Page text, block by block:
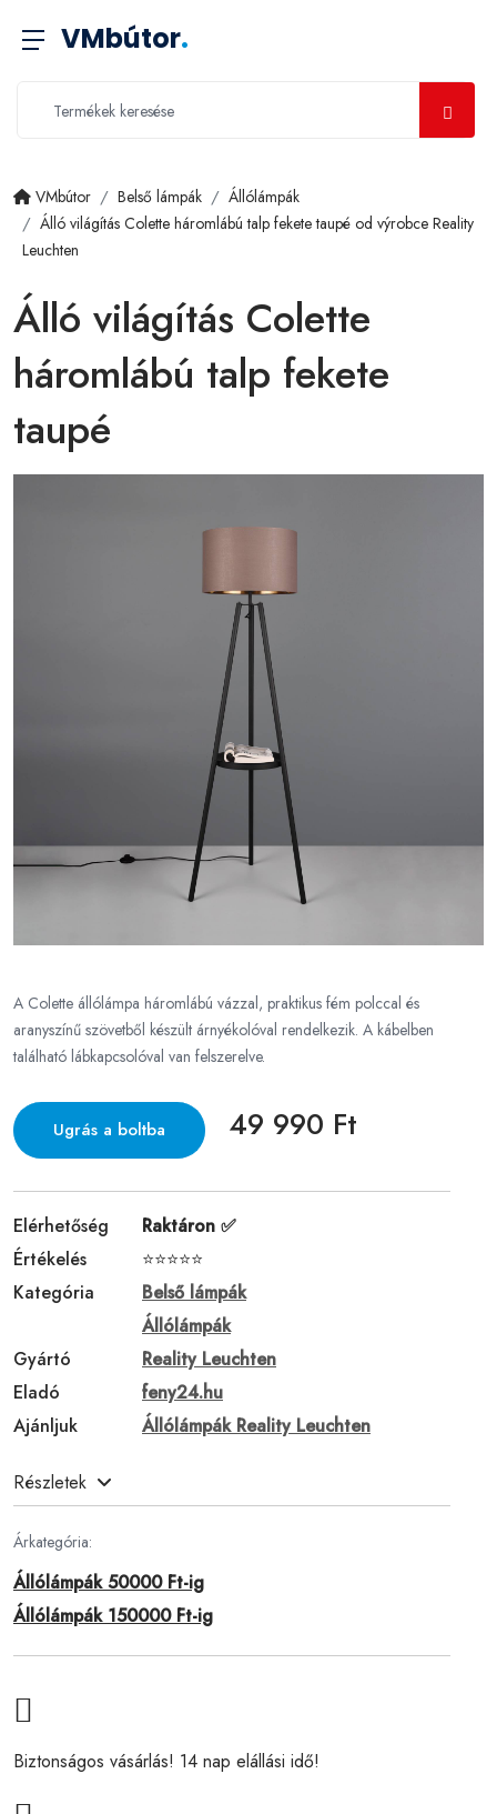
VMbútor.
VMbútor Belső lámpák
Állólámpák
Álló világítás Colette háromlábú talp fekete taupé od výrobce Reality
Leuchten
Álló világítás Colette
háromlábú talp fekete
taupé
A Colette állólámpa háromlábú vázzal, praktikus fém polccal és
aranyszínű szövetből készült árnyékolóval rendelkezik. A kábelben
található lábkapcsolóval van felszerelve.
Ugrás a boltba 49 990 Ft
Elérhetőség
Raktáron ✅
Értékelés
⭐⭐⭐⭐⭐
Kategória
Belső lámpák
Állólámpák
Gyártó
Reality Leuchten
Eladó
feny24.hu
Ajánljuk
Állólámpák Reality Leuchten
Részletek
Árkategória:
Állólámpák 50000 Ft-ig
Állólámpák 150000 Ft-ig
Biztonságos vásárlás! 14 nap elállási idő!